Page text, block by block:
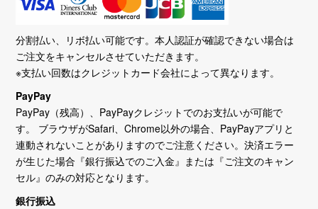
分割払い、リボ払い可能です。本人認証が確認できない場合は
ご注文をキャンセルさせていただきます。
※支払い回数はクレジットカード会社によって異なります。
PayPay
PayPay（残高）、PayPayクレジットでのお支払いが可能で
す。 ブラウザがSafari、Chrome以外の場合、PayPayアプリと
連動されないことがありますのでご注意ください。決済エラー
が生じた場合『銀行振込でのご入金』または『ご注文のキャン
セル』のみの対応となります。
銀行振込